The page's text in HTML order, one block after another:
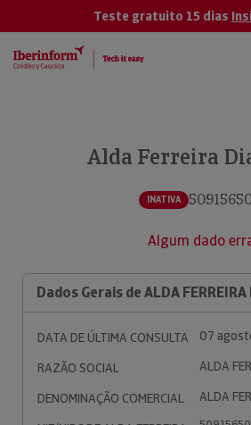
Teste gratuito 15 dias
Alda Ferreira
INATIVA
Algum dado
Dados Gerais de ALDA FERREIRA
DATA DE ÚLTIMA CONSULTA
07
RAZÃO SOCIAL
ALDA
DENOMINAÇÃO COMERCIAL
ALDA